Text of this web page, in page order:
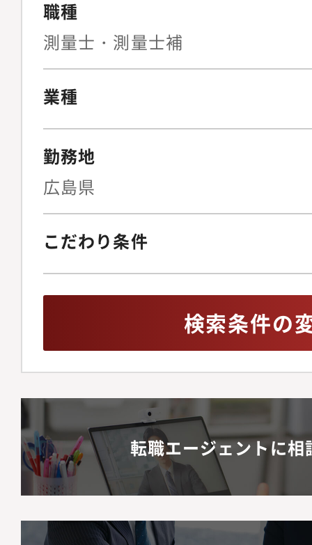
拠点配属となります
職種
測量士・測量士補
業種
勤務地
広島県
こだわり条件
検索条件の
転職エージェントに相